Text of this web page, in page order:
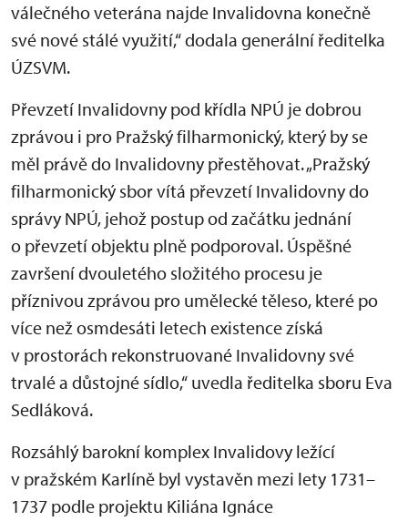
válečného veterána najde Invalidovna konečně
své nové stálé využití,“ dodala generální ředitelka
ÚZSVM.
Převzetí Invalidovny pod křídla NPÚ je dobrou
zprávou i pro Pražský filharmonický, který by se
měl právě do Invalidovny přestěhovat. „Pražský
filharmonický sbor vítá převzetí Invalidovny do
správy NPÚ, jehož postup od začátku jednání
o převzetí objektu plně podporoval. Úspěšné
završení dvouletého složitého procesu je
příznivou zprávou pro umělecké těleso, které po
více než osmdesáti letech existence získá
v prostorách rekonstruované Invalidovny své
trvalé a důstojné sídlo,“ uvedla ředitelka sboru Eva
Sedláková.
Rozsáhlý barokní komplex Invalidovy ležící
v pražském Karlíně byl vystavěn mezi lety 1731–
1737 podle projektu Kiliána Ignáce